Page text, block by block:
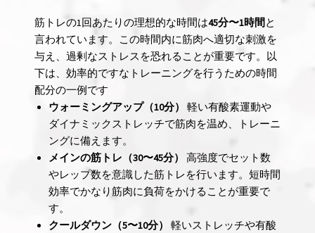
筋トレの1回あたりの理想的な時間は45分〜1時間 と
言われています。この時間内に筋肉へ適切な刺激を
与え、過剰なストレスを恐れることが重要です。以
下は、効率的ですなトレーニングを行うための時間
配分の一例です
ウォーミングアップ（10分）
軽い有酸素運動や
ダイナミックストレッチで筋肉を温め、トレーニ
ングに備えます。
メインの筋トレ（30〜45分）
高強度でセット数
やレップ数を意識した筋トレを行います。短時間
効率でかなり筋肉に負荷をかけることが重要で
す。
クールダウン（5〜10分）
軽いストレッチや有酸